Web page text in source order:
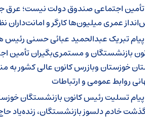
تأمین اجتماعی صندوق دولت نیست؛ عرق
عمری میلیون‌ها کارگر و امانت‌داران
پیام تبریک عبدالحمید عبائی حسنی رئیس
بازنشستگان و مستمری‌بگیران تأمین
خوزستان وبازرس کانون عالی کشور به
روابط عمومی و ارتباطات
پیام تسلیت رئیس کانون بازنشستگان
خادم دلسوز بازنشستگان، زنده‌یاد